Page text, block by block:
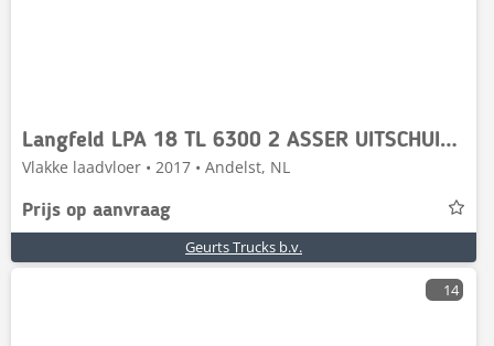
Langfeld LPA 18 TL 6300 2 ASSER UITSCHUIFBAAR ACHTERZIJDE
Vlakke laadvloer • 2017 • Andelst, NL
Prijs op aanvraag
Geurts Trucks b.v.
14